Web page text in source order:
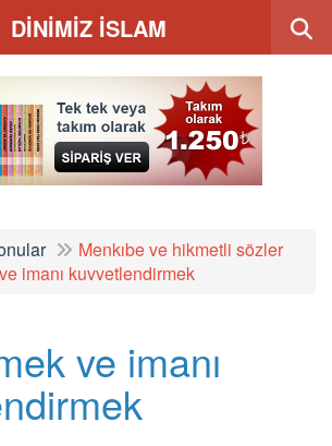
DİNİMİZ İSLAM
Menkıbe ve hikmetli sözler
imanı kuvvetlendirmek
ve imanı